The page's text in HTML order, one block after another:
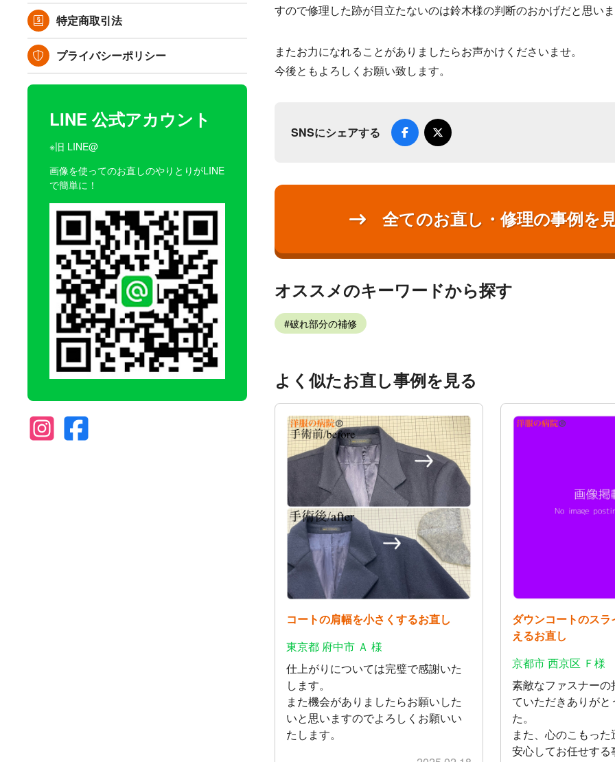
特定商取引法
プライバシーポリシー
LINE 公式アカウント
※旧 LINE@
画像を使ってのお直しのやりとりがLINE
で簡単に！
すので修理した跡が目立たないのは鈴木様の判断のおかげだと思い
またお力になれることがありましたらお声かけくださいませ。
今後ともよろしくお願い致します。
SNSにシェアする
全てのお直し・修理の事例を
オススメのキーワードから探す
破れ部分の補修
よく似たお直し事例を見る
コートの肩幅を小さくするお直し
東京都 府中市 Ａ 様
仕上がりについては完璧で感謝いた
します。
また機会がありましたらお願いした
いと思いますのでよろしくお願いい
たします。
ダウンコートのス
えるお直し
京都市 西京区 Ｆ様
素敵なファスナー
ていただきありが
た。
また、心のこもっ
安心してお任せす